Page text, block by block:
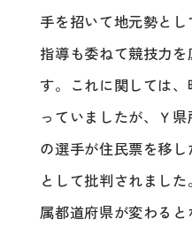
手を招いて地元勢と
指導も委ねて競技力
す。これに関しては
っていましたが、Ｙ
の選手が住民票を移
として批判されまし
属都道府県が変わる